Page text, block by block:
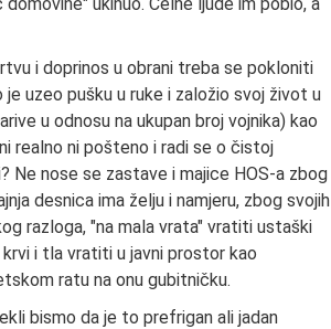
i doprinos u obrani treba se pokloniti
uzeo pušku u ruke i založio svoj život u
u odnosu na ukupan broj vojnika) kao
realno ni pošteno i radi se o čistoj
Ne nose se zastave i majice HOS-a zbog
desnica ima želju i namjeru, zbog svojih
razloga, "na mala vrata" vratiti ustaški
i tla vratiti u javni prostor kao
ratu na onu gubitničku.
bismo da je to prefrigan ali jadan